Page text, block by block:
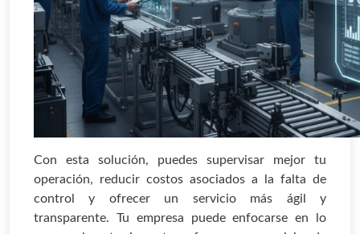
Con esta solución, puedes supervisar mejor tu
operación, reducir costos asociados a la falta de
control y ofrecer un servicio más ágil y
transparente. Tu empresa puede enfocarse en lo